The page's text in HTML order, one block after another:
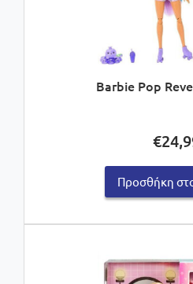
Barbie Pop
€
Προσθήκη